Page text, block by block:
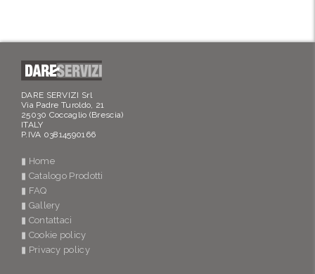
DARE SERVIZI Srl
Via Padre Turoldo, 21
25030 Coccaglio (Brescia)
ITALY
P.IVA 03814590166
▮ Home
▮ Catalogo Prodotti
▮ FAQ
▮ Gallery
▮ Contattaci
▮ Cookie policy
▮ Privacy policy